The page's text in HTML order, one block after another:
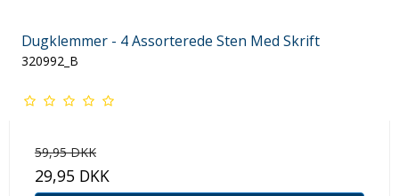
Dugklemmer - 4 Assorterede Sten Med Skrift
320992_B
59,95 DKK
29,95 DKK